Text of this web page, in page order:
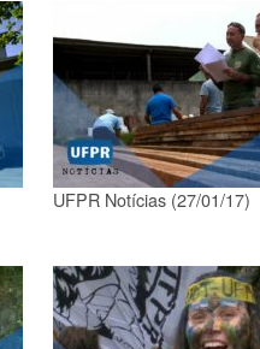
UFPR Notícias (27/01/17)